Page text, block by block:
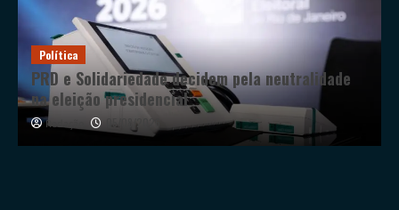
Política
PRD e Solidariedade decidem pela neutralidade
na eleição presidencial
Redação 05/08/2026